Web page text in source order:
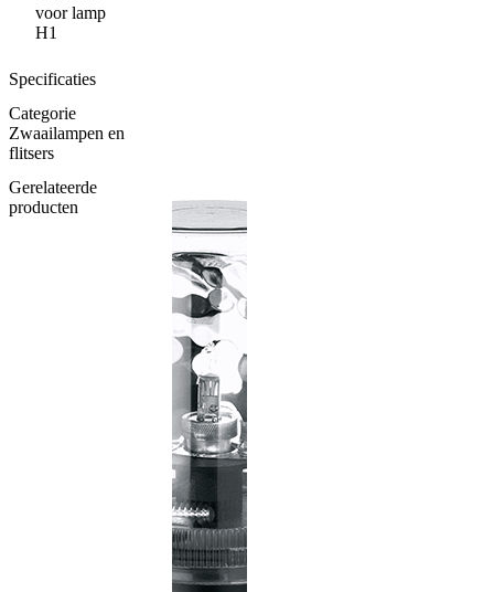
voor lamp
H1
Specificaties
Categorie
Zwaailampen en
flitsers
Gerelateerde
producten